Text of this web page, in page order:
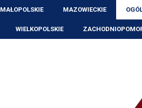
MAŁOPOLSKIE MAZOWIECKIE
WIELKOPOLSKIE